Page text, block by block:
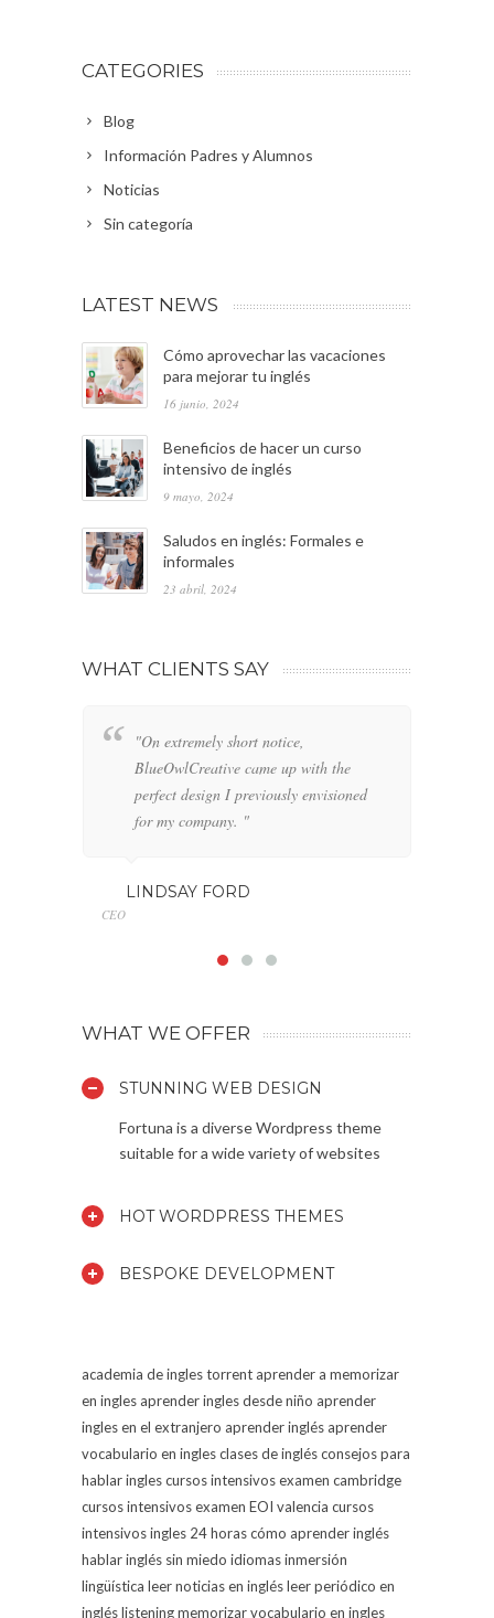
CATEGORIES
Blog
Información Padres y Alumnos
Noticias
Sin categoría
LATEST NEWS
Cómo aprovechar las vacaciones
para mejorar tu inglés
16 junio, 2024
Beneficios de hacer un curso
intensivo de inglés
9 mayo, 2024
Saludos en inglés: Formales e
informales
23 abril, 2024
WHAT CLIENTS SAY
"On extremely short notice,
BlueOwlCreative came up with the
perfect design I previously envisioned
for my company. "
LINDSAY FORD
CEO
WHAT WE OFFER
STUNNING WEB DESIGN
Fortuna is a diverse Wordpress theme
suitable for a wide variety of websites
HOT WORDPRESS THEMES
BESPOKE DEVELOPMENT
academia de ingles torrent aprender a memorizar
en ingles aprender ingles desde niño aprender
ingles en el extranjero aprender inglés aprender
vocabulario en inglesclases de inglésconsejos para
hablar inglescursos intensivos examen cambridge
cursos intensivos examen EOI valencia cursos
intensivos ingles 24 horascómo aprender inglés
hablar inglés sin miedo idiomasinmersión
lingüística leer noticias en inglésleer periódico en
ingléslisteningmemorizar vocabulario en ingles